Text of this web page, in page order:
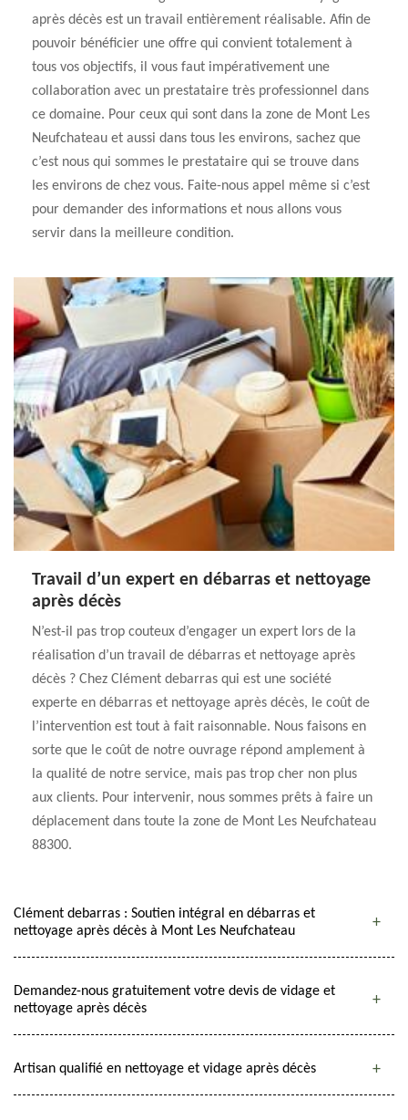
après décès est un travail entièrement réalisable. Afin de
pouvoir bénéficier une offre qui convient totalement à
tous vos objectifs, il vous faut impérativement une
collaboration avec un prestataire très professionnel dans
ce domaine. Pour ceux qui sont dans la zone de Mont Les
Neufchateau et aussi dans tous les environs, sachez que
c’est nous qui sommes le prestataire qui se trouve dans
les environs de chez vous. Faite-nous appel même si c’est
pour demander des informations et nous allons vous
servir dans la meilleure condition.
Travail d’un expert en débarras et nettoyage
après décès
N’est-il pas trop couteux d’engager un expert lors de la
réalisation d’un travail de débarras et nettoyage après
décès ? Chez Clément debarras qui est une société
experte en débarras et nettoyage après décès, le coût de
l’intervention est tout à fait raisonnable. Nous faisons en
sorte que le coût de notre ouvrage répond amplement à
la qualité de notre service, mais pas trop cher non plus
aux clients. Pour intervenir, nous sommes prêts à faire un
déplacement dans toute la zone de Mont Les Neufchateau
88300.
Clément debarras : Soutien intégral en débarras et
nettoyage après décès à Mont Les Neufchateau
Demandez-nous gratuitement votre devis de vidage et
nettoyage après décès
Artisan qualifié en nettoyage et vidage après décès